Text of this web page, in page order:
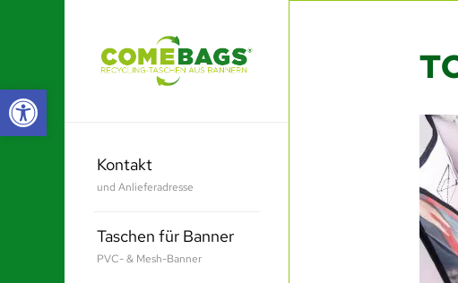
Werkzeugleiste öffnen
Kontakt
und Anlieferadresse
Taschen für Banner
PVC- & Mesh-Banner